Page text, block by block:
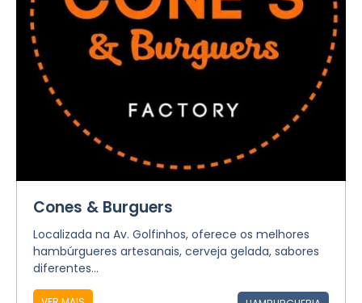
Cones & Burguers
Localizada na Av. Golfinhos, oferece os melhores
hambúrgueres artesanais, cerveja gelada, sabores
diferentes...